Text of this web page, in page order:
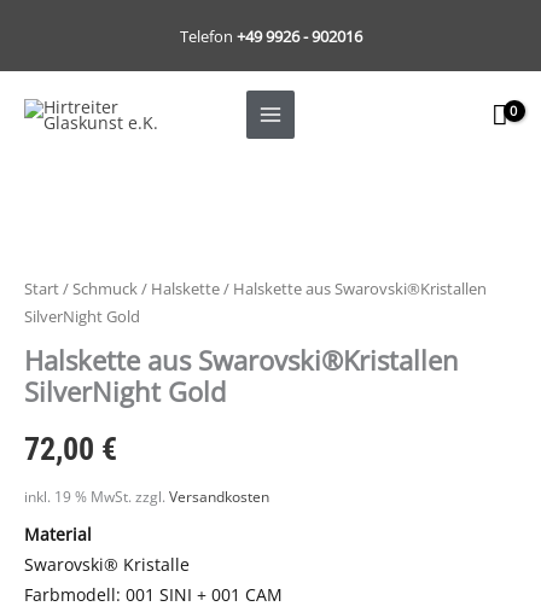
springen
Telefon +49 9926 - 902016
Start/Schmuck/ Halskette/ Halskette aus Swarovski®Kristallen
SilverNight Gold
Halskette aus Swarovski®Kristallen
SilverNight Gold
72,00 €
inkl. 19 % MwSt. zzgl. Versandkosten
Material
Swarovski® Kristalle
Farbmodell: 001 SINI + 001 CAM